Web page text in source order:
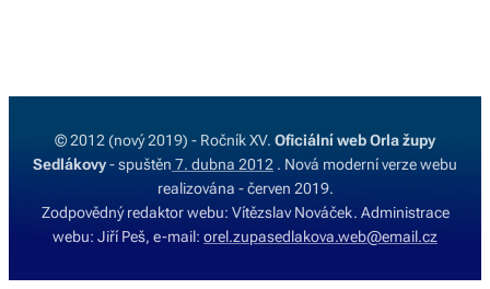
© 2012 (nový 2019) - Ročník XV. Oficiální web Orla župy
Sedlákovy- spuštěn 7. dubna 2012 . Nová moderní verze webu
realizována - červen 2019.
Zodpovědný redaktor webu: Vítězslav Nováček. Administrace
webu: Jiří Peš, e-mail: orel.zupasedlakova.web@email.cz